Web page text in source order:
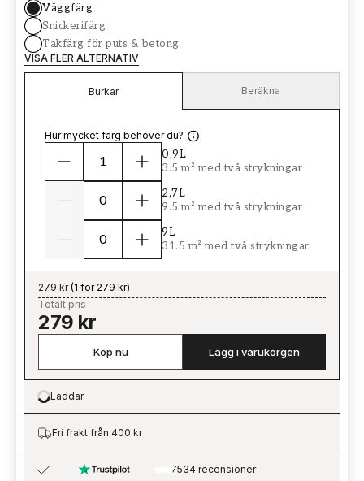
Väggfärg
Snickerifärg
Takfärg för puts & betong
VISA FLER ALTERNATIV
Burkar Beräkna
Hur mycket färg behöver du?
0,9L
3.5 m² med två strykningar
2,7L
9.5 m² med två strykningar
9L
31.5 m² med två strykningar
279 kr(1 för 279 kr)
Totalt pris
279 kr
Köp nu Lägg i varukorgen
Loading…
Laddar
Fri frakt från 400 kr
7534 recensioner